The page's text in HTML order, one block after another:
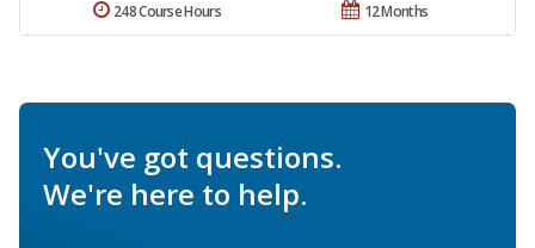
12 Months
248 Course Hours
You've got questions.
We're here to help.